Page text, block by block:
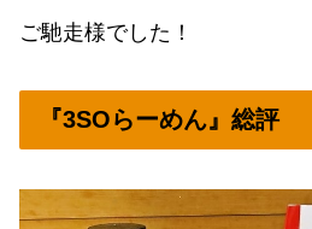
ご馳走様でした！
『3SOらーめん』総評